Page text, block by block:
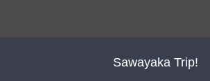
Sawayaka Trip!